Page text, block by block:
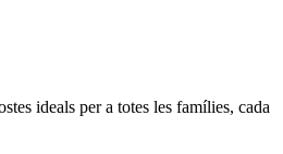
ideals per a totes les famílies, cada